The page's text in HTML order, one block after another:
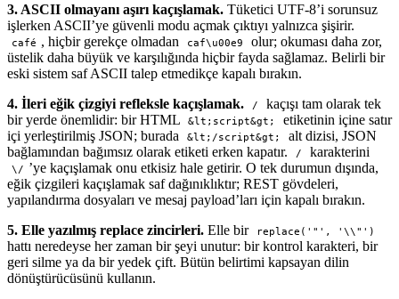
3. ASCII olmayanı aşırı kaçışlamak. Tüketici UTF-8’i sorunsuz
işlerken ASCII’ye güvenli modu açmak çıktıyı yalnızca şişirir.
café , hiçbir gerekçe olmadan caf\u00e9
olur; okuması daha zor,
üstelik daha büyük ve karşılığında hiçbir fayda sağlamaz. Belirli bir
eski sistem saf ASCII talep etmedikçe kapalı bırakın.
4. İleri eğik çizgiyi refleksle kaçışlamak.
/
kaçışı tam olarak tek
bir yerde önemlidir: bir HTML
&lt;script&gt;
etiketinin içine satır
içi yerleştirilmiş JSON; burada
&lt;/script&gt;
alt dizisi, JSON
bağlamından bağımsız olarak etiketi erken kapatır.
/ karakterini
\/ ’ye kaçışlamak onu etkisiz hale getirir. O tek durumun dışında,
eğik çizgileri kaçışlamak saf dağınıklıktır; REST gövdeleri,
yapılandırma dosyaları ve mesaj payload’ları için kapalı bırakın.
5. Elle yazılmış replace zincirleri. Elle bir replace('"', '\\"')
hattı neredeyse her zaman bir şeyi unutur: bir kontrol karakteri, bir
geri silme ya da bir yedek çift. Bütün belirtimi kapsayan dilin
dönüştürücüsünü kullanın.